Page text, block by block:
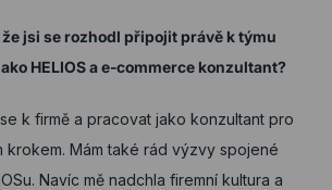
že jsi se rozhodl připojit právě k týmu
HELIOS a e-commerce konzultant?
k firmě a pracovat jako konzultant pro
krokem. Mám také rád výzvy spojené
Navíc mě nadchla firemní kultura a